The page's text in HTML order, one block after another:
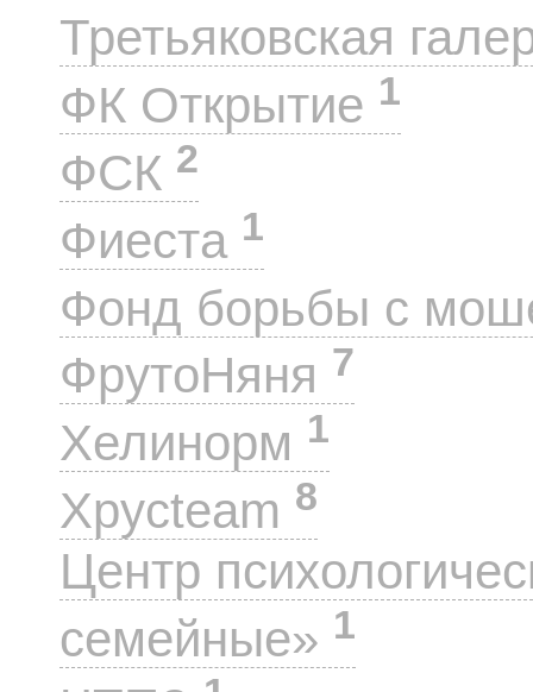
Третьяковская
ФК Открытие 1
ФСК 2
Фиеста 1
Фонд борьбы с
ФрутоНяня 7
Хелинорм 1
Хрусteam 8
Центр
семейные» 1